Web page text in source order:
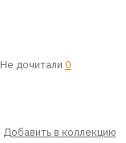
Не дочитали 0
Добавить в коллекцию